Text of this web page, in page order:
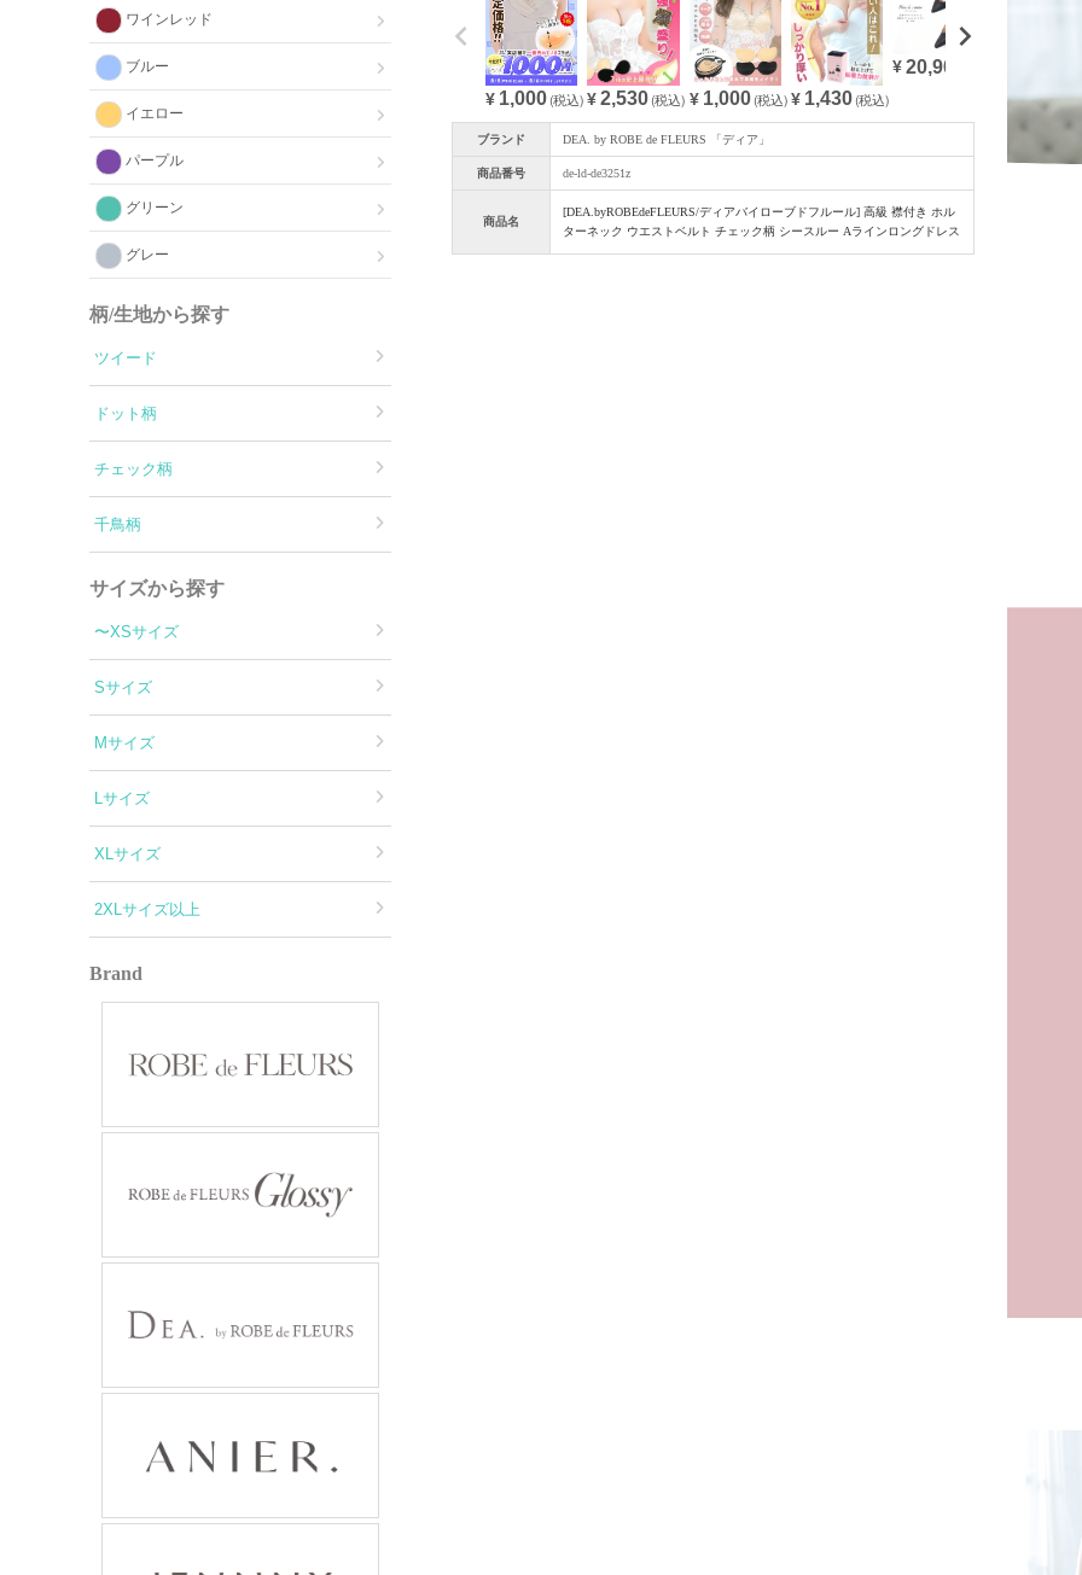
ワインレッド
ブルー
イエロー
パープル
グリーン
グレー
柄/生地から探す
ツイード
ドット柄
チェック柄
千鳥柄
サイズから探す
〜XSサイズ
Sサイズ
Mサイズ
Lサイズ
XLサイズ
2XLサイズ以上
Brand
¥ 1,000(税込) ¥ 2,530(税込) ¥ 1,000 (税込) ¥ 1,430 (税込)
¥20,900
28,380(
ブランド DEA. by ROBE de FLEURS 「ディア」
商品番号 de-ld-de3251z
商品名
[DEA.byROBEdeFLEURS/ディアバイローブドフルール] 高級 襟付き ホル
ターネック ウエストベルト チェック柄 シースルー Aラインロングドレス